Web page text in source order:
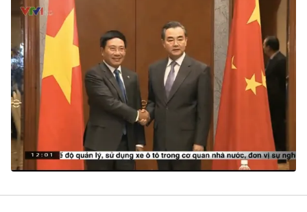
Giải sao mai
Sao
Làm đẹp
Chất lượng cuộc sống
Giáo dục
Tuyển sinh
Học trực tuyến
Công nghệ
Hitech Công nghệ tương lai
Sản phẩm
Thị trường
Tư vấn
Giao lưu trực tuyến
Lịch phát sóng
Chuyên mục khác
Emagazine Podcast